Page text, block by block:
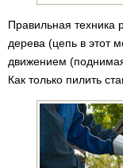
Правильная
дерева (цепь в этот
движением
Как только пилить